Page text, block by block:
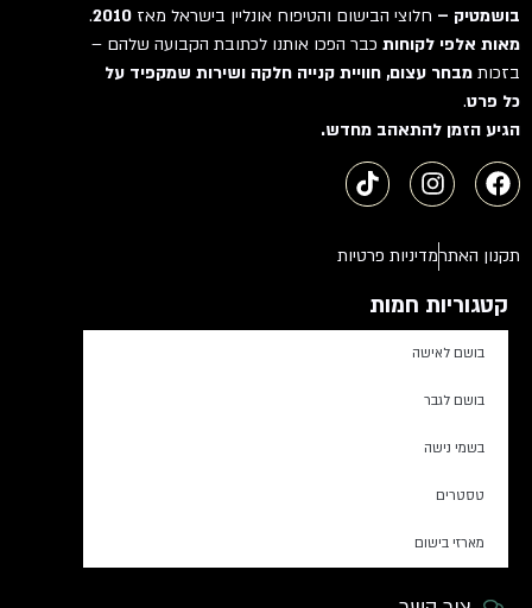
בושמטיק –חלוצי הבישום והטיפוח אונליין בישראל מאז2010
.
מאות אלפי לקוחותכבר הפכו אותנו לכתובת הקבועה שלהם –
בזכותמבחר עצום, חוויית קנייה חלקה ושירות שמקפיד על
כל פרט.
הגיע הזמן להתאהב מחדש.
תקנון האתרמדיניות פרטיות
קטגוריות חמות
בושם לאישה
בושם לגבר
בשמי נישה
טסטרים
מארזי בישום